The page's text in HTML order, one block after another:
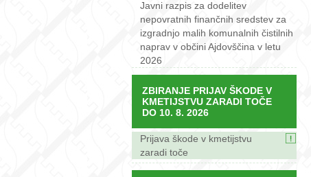
Javni razpis za dodelitev
nepovratnih finančnih sredstev za
izgradnjo malih komunalnih čistilnih
naprav v občini Ajdovščina v letu
2026
ZBIRANJE PRIJAV ŠKODE V
KMETIJSTVU ZARADI TOČE
DO 10. 8. 2026
Prijava škode v kmetijstvu
zaradi toče